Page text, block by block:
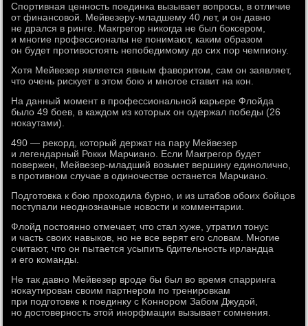
Спортивная ценность поединка вызывает вопросы, в отличие
от финансовой. Мейвезеру-младшему 40 лет, и он давно
не дрался в ринге. Макгрегор никогда не был боксером,
и многие профессионалы не понимают, каким образом
он будет противостоять непобедимому до сих пор чемпиону.
Хотя Мейвезер является явным фаворитом, сам он заявляет,
что очень рискует в этом бою и многое ставит на кон.
На данный момент в профессиональной карьере Флойда
было 49 боев, в каждом из которых он одержал победы (26
нокаутами).
490 — рекорд, который держат на пару Мейвезер
и легендарный Рокки Марчиано. Если Макгрегор будет
повержен, Мейвезер-младший возьмет вершину единолично,
в противном случае в одиночестве останется Марчиано.
Подготовка к бою проходила бурно, и из штабов обоих бойцов
поступали неоднозначные новости и комментарии.
Флойд постоянно отмечает, что стал хуже, утратил тонус
и часть своих навыков, но не все верят его словам. Многие
считают, что он пытается усыпить бдительность ирландца
и его команды.
Не так давно Мейвезер вроде бы был во время спарринга
нокаутирован своим партнером по тренировкам
при подготовке к поединку с Коннором Забом Джудой,
но достоверность этой инорфмации вызывает сомнения.